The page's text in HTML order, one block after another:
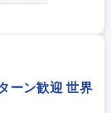
作業現場や加工し
からでも溶接オペレ
作を見て学んでい
てスタートできま
ーン歓迎 世界